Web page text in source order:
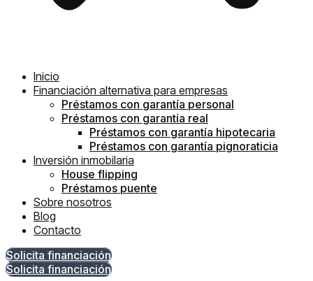
Inicio
Financiación alternativa para empresas
Préstamos con garantía personal
Préstamos con garantía real
Préstamos con garantía hipotecaria
Préstamos con garantía pignoraticia
Inversión inmobilaria
House flipping
Préstamos puente
Sobre nosotros
Blog
Contacto
Solicita financiación
Solicita financiación